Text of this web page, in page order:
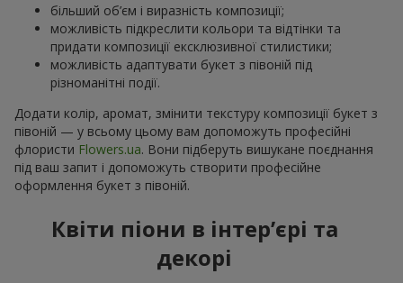
більший об’єм і виразність композиції;
можливість підкреслити кольори та відтінки та
придати композиції ексклюзивної стилистики;
можливість адаптувати букет з півоній під
різноманітні події.
Додати колір, аромат, змінити текстуру композиції букет з
півоній — у всьому цьому вам допоможуть професійні
флористи Flowers.ua. Вони підберуть вишукане поєднання
під ваш запит і допоможуть створити професійне
оформлення букет з півоній.
Квіти піони в інтер’єрі та
декорі